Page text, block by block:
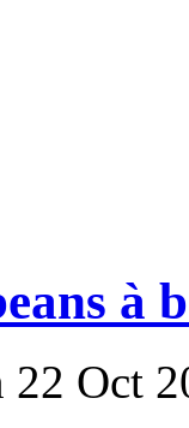
à
22 Oct